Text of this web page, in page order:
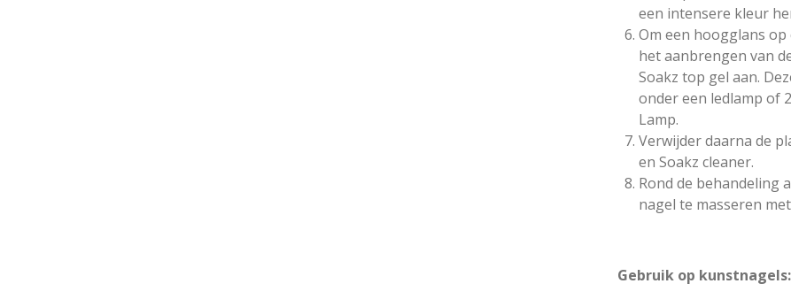
een intensere kleur
Om een hoogglans
het aanbrengen van
Soakz top gel aan.
onder een ledlamp of
Lamp.
Verwijder daarna de
en Soakz cleaner.
Rond de behandeling
nagel te masseren
Gebruik op kunstnagels: